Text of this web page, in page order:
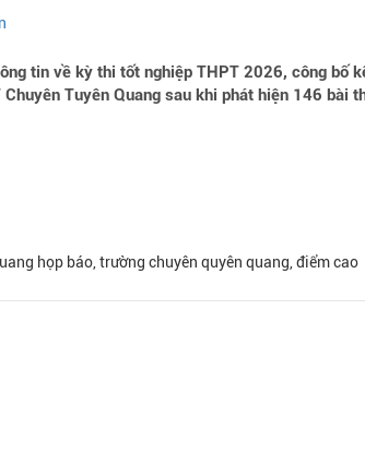
tin về kỳ thi tốt nghiệp THPT 2026, công bố
Tuyên Quang sau khi phát hiện 146 bài
họp báo, trường chuyên quyên quang, điểm cao